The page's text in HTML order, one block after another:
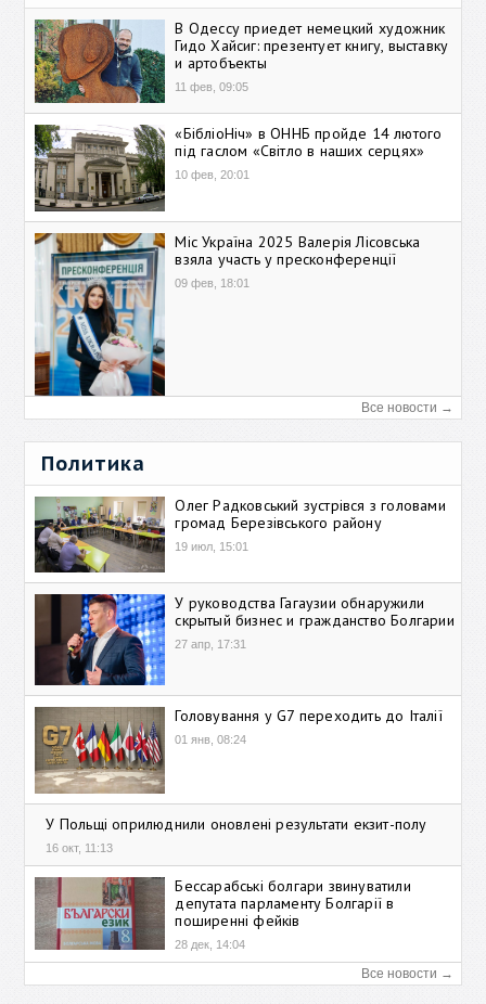
В Одессу приедет немецкий художник
Гидо Хайсиг: презентует книгу, выставку
и артобъекты
11 фев, 09:05
«БібліоНіч» в ОННБ пройде 14 лютого
під гаслом «Світло в наших серцях»
10 фев, 20:01
Міс Україна 2025 Валерія Лісовська
взяла участь у пресконференції
09 фев, 18:01
Все новости →
Политика
Олег Радковський зустрівся з головами
громад Березівського району
19 июл, 15:01
У руководства Гагаузии обнаружили
скрытый бизнес и гражданство Болгарии
27 апр, 17:31
Головування у G7 переходить до Італії
01 янв, 08:24
У Польщі оприлюднили оновлені результати екзит-полу
16 окт, 11:13
Бессарабські болгари звинуватили
депутата парламенту Болгарії в
поширенні фейків
28 дек, 14:04
Все новости →